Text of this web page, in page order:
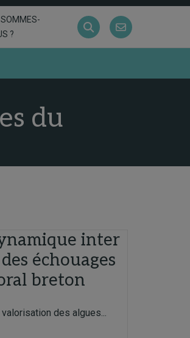
SOMMES-
?
du
inter
échouages
breton
des algues...